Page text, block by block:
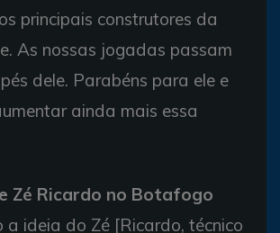
principais construtores da
As nossas jogadas passam
dele. Parabéns para ele e
ainda mais essa
Zé Ricardo no Botafogo
a ideia do Zé [Ricardo, técnico